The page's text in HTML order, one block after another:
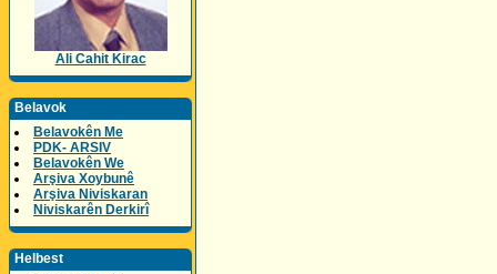
Ali Cahit Kirac
Belavok
Belavokên Me
PDK- ARSIV
Belavokên We
Arşiva Xoybunê
Arşiva Niviskaran
Niviskarên Derkirî
Helbest